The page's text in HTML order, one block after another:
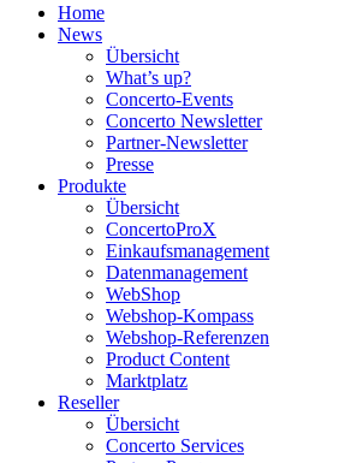
Home
News
Übersicht
What’s up?
Concerto-Events
Concerto Newsletter
Partner-Newsletter
Presse
Produkte
Übersicht
ConcertoProX
Einkaufsmanagement
Datenmanagement
WebShop
Webshop-Kompass
Webshop-Referenzen
Product Content
Marktplatz
Reseller
Übersicht
Concerto Services